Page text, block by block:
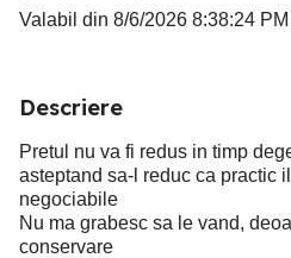
Valabil din 8/6/2026 8:38:24 PM
Descriere
Pretul nu va fi redus in timp
asteptand sa-l reduc ca practic
negociabile
Nu ma grabesc sa le vand,
conservare